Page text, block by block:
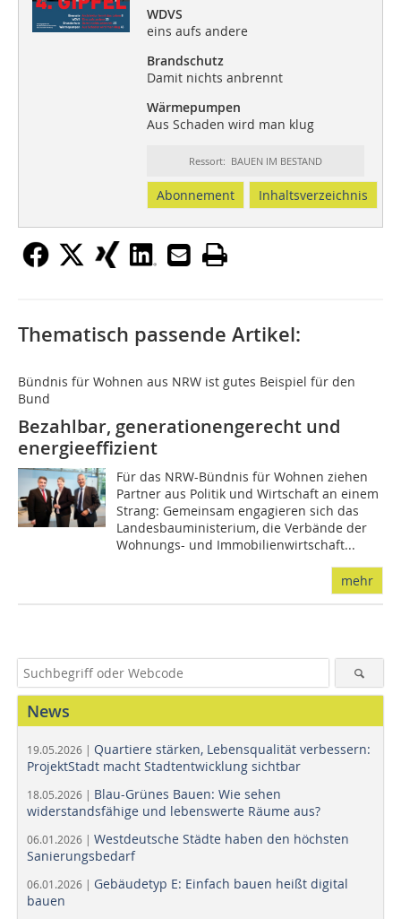
WDVS
eins aufs andere
Brandschutz
Damit nichts anbrennt
Wärmepumpen
Aus Schaden wird man klug
Ressort: BAUEN IM BESTAND
Abonnement Inhaltsverzeichnis
Thematisch passende Artikel:
Bündnis für Wohnen aus NRW ist gutes Beispiel für den
Bund
Bezahlbar, generationengerecht und
energieeffizient
Für das NRW-Bündnis für Wohnen ziehen
Partner aus Politik und Wirtschaft an einem
Strang: Gemeinsam engagieren sich das
Landesbauministerium, die Verbände der
Wohnungs- und Immobilienwirtschaft...
mehr
News
19.05.2026 | Quartiere stärken, Lebensqualität verbessern:
ProjektStadt macht Stadtentwicklung sichtbar
18.05.2026 | Blau-Grünes Bauen: Wie sehen
widerstandsfähige und lebenswerte Räume aus?
06.01.2026 | Westdeutsche Städte haben den höchsten
Sanierungsbedarf
06.01.2026 | Gebäudetyp E: Einfach bauen heißt digital
bauen